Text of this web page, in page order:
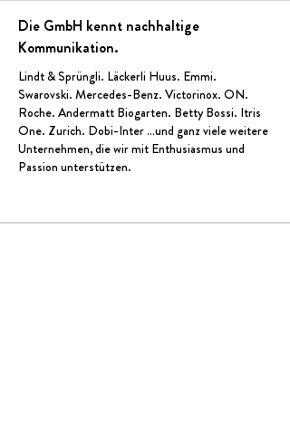
Die GmbH kennt nachhaltige
Kommunikation.
Lindt & Sprüngli. Läckerli Huus. Emmi.
Swarovski. Mercedes-Benz. Victorinox. ON.
Roche. Andermatt Biogarten. Betty Bossi. Itris
One. Zurich. Dobi-Inter…und ganz viele weitere
Unternehmen, die wir mit Enthusiasmus und
Passion unterstützen.